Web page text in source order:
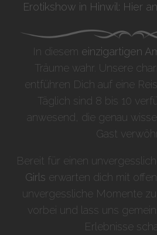
Erotikshow in Hinwil: Hier
In diesem einzigartigen
Träume wahr. Unsere
entführen Dich auf eine
Täglich sind 8 bis 10
anwesend, die genau
Gast
Bereit für einen
Girls erwarten dich mit
unvergessliche Momente
vorbei und lass uns
Erlebnisse